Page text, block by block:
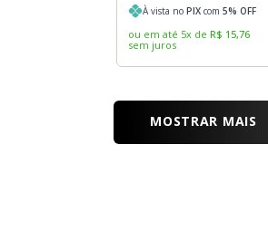
À vista noPIX com5% OFF
ou em até 5x de R$ 15,76
sem juros
MOSTRAR MAIS